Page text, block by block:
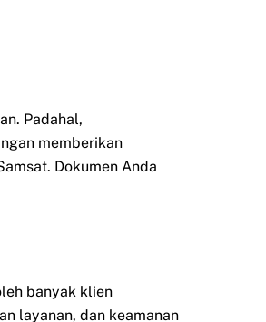
Padahal,
memberikan
Dokumen Anda
banyak klien
layanan, dan keamanan